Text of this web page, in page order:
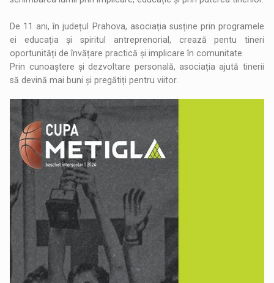
De 11 ani, în județul Prahova, asociația susține prin programele
ei educația și spiritul antreprenorial, crează pentu tineri
oportunități de învățare practică și implicare în comunitate.
Prin cunoaștere și dezvoltare personală, asociația ajută tinerii
să devină mai buni și pregătiți pentru viitor.